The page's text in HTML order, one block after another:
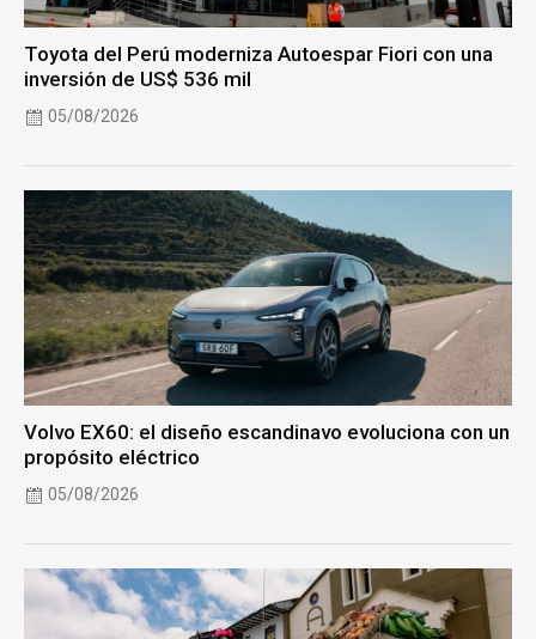
Toyota del Perú moderniza Autoespar Fiori con una
inversión de US$ 536 mil
05/08/2026
Volvo EX60: el diseño escandinavo evoluciona con un
propósito eléctrico
05/08/2026